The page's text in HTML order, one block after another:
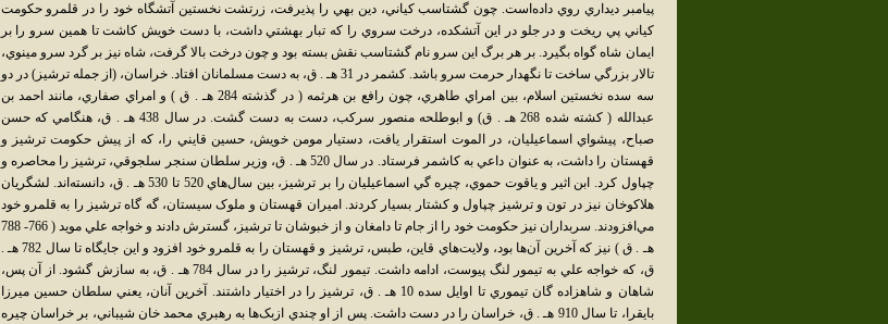
پيامبر ديداري روي داده‌است. چون گشتاسب کياني، دين بهي را پذيرفت، زرتشت نخستين آتشگاه خود را در قلمرو حکومت
کياني پي ريخت و در جلو در اين آتشکده، درخت سروي را که تبار بهشتي داشت، با دست خويش کاشت تا همين سرو را بر
ايمان شاه گواه بگيرد. بر هر برگ اين سرو نام گشتاسب نقش بسته بود و چون درخت بالا گرفت، شاه نيز بر گرد سرو مينوي،
تالار بزرگي ساخت تا نگهدار حرمت سرو باشد. کشمر در 31 هـ . ق، به دست مسلمانان افتاد. خراسان، (از جمله ترشيز) در دو
سه سده نخستين اسلام، بين امراي طاهري، چون رافع بن هرثمه ( در گذشته 284 هـ . ق ) و امراي صفاري، مانند احمد بن
عبدالله ( کشته شده 268 هـ . ق) و ابوطلحه منصور سرکب، دست به دست گشت. در سال 438 هـ . ق، هنگامي که حسن
صباح، پيشواي اسماعيليان، در الموت استقرار يافت، دستيار مومن خويش، حسين قايني را، که از پيش حکومت ترشيز و
قهستان را داشت، به عنوان داعي به کاشمر فرستاد. در سال 520 هـ . ق، وزير سلطان سنجر سلجوقي، ترشيز را محاصره و
چپاول کرد. ابن اثير و ياقوت حموي، چيره گي اسماعيليان را بر ترشيز، بين سال‌هاي 520 تا 530 هـ . ق، دانسته‌اند. لشگريان
هلاکوخان نيز در تون و ترشيز چپاول و کشتار بسيار کردند. اميران قهستان و ملوک سيستان، گه گاه ترشيز را به قلمرو خود
مي‌افزودند. سربداران نيز حکومت خود را از جام تا دامغان و از خبوشان تا ترشيز، گسترش دادند و خواجه علي مويد ( 766- 788
هـ . ق ) نيز که آخرين آن‌ها بود، ولايت‌هاي قاين، طبس، ترشيز و قهستان را به قلمرو خود افزود و اين جايگاه تا سال 782 هـ .
ق، که خواجه علي به تيمور لنگ پيوست، ادامه داشت. تيمور لنگ، ترشيز را در سال 784 هـ . ق، به سازش گشود. از آن پس،
شاهان و شاهزاده گان تيموري تا اوايل سده 10 هـ . ق، ترشيز را در اختيار داشتند. آخرين آنان، يعني سلطان حسين ميرزا
بايقرا، تا سال 910 هـ . ق، خراسان را در دست داشت. پس از او چندي ازبک‌ها به رهبري محمد خان شيباني، بر خراسان چيره